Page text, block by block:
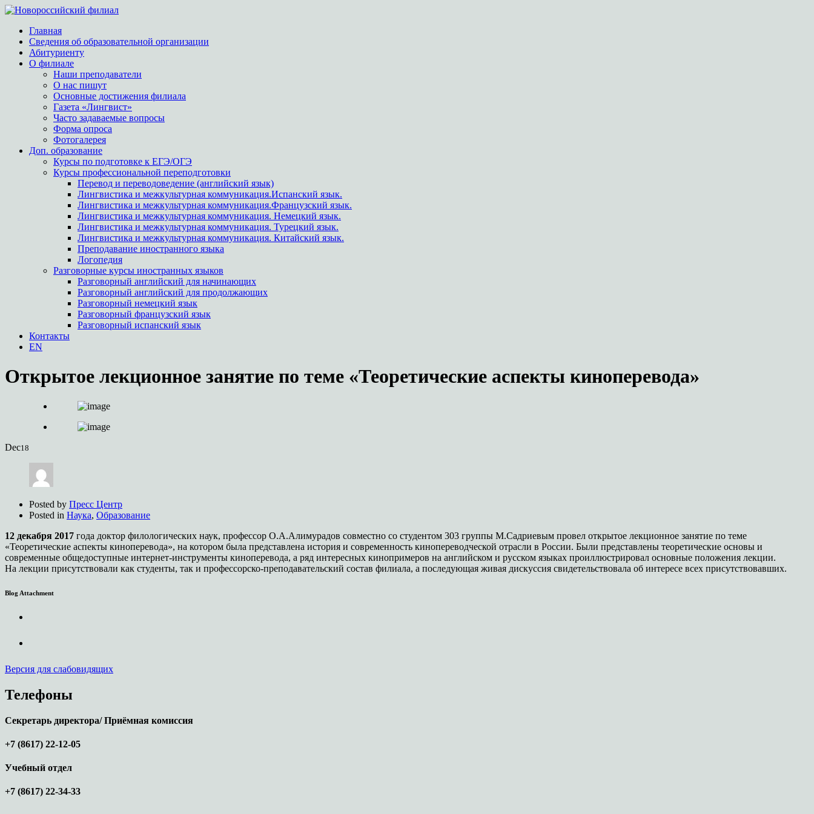
Главная
Сведения об образовательной организации
Абитуриенту
О филиале
Наши преподаватели
О нас пишут
Основные достижения филиала
Газета «Лингвист»
Часто задаваемые вопросы
Форма опроса
Фотогалерея
Доп. образование
Курсы по подготовке к ЕГЭ/ОГЭ
Курсы профессиональной переподготовки
Перевод и переводоведение (английский язык)
Лингвистика и межкультурная коммуникация.Испанский язык.
Лингвистика и межкультурная коммуникация.Французский язык.
Лингвистика и межкультурная коммуникация. Немецкий язык.
Лингвистика и межкультурная коммуникация. Турецкий язык.
Лингвистика и межкультурная коммуникация. Китайский язык.
Преподавание иностранного языка
Логопедия
Разговорные курсы иностранных языков
Разговорный английский для начинающих
Разговорный английский для продолжающих
Разговорный немецкий язык
Разговорный французский язык
Разговорный испанский язык
Контакты
EN
Открытое лекционное занятие по теме «Теоретические аспекты киноперевода»
Dec18
Posted by Пресс Центр
Posted in Наука, Образование
12 декабря 2017 года доктор филологических наук, профессор О.А.Алимурадов совместно со студентом 303 группы М.Садриевым провел открытое лекционное занятие по теме
«Теоретические аспекты киноперевода», на котором была представлена история и современность кинопереводческой отрасли в России. Были представлены теоретические основы и
современные общедоступные интернет-инструменты киноперевода, а ряд интересных кинопримеров на английском и русском языках проиллюстрировал основные положения лекции.
На лекции присутствовали как студенты, так и профессорско-преподавательский состав филиала, а последующая живая дискуссия свидетельствовала об интересе всех присутствовавших.
Blog Attachment
Версия для слабовидящих
Телефоны
Секретарь директора/ Приёмная комиссия
+7 (8617) 22-12-05
Учебный отдел
+7 (8617) 22-34-33